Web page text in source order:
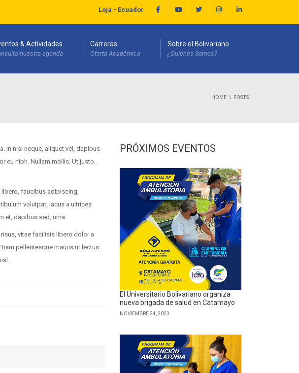
Loja - Ecuador
& Actividades
nuestra agenda
Carreras
Oferta Académica
Sobre el Bolivariano
¿Quiénes Somos?
HOME POSTS
In nisi neque, aliquet vel, dapibus
eu nibh. Nullam mollis. Ut justo.
libero, faucibus adipiscing,
volutpat, lacus a ultrices
et, dapibus sed, urna.
vitae facilisis libero dolor a
pellentesque mauris ut lectus.
PRÓXIMOS EVENTOS
El Universitario Bolivariano organiza
nueva brigada de salud en Catamayo
NOVIEMBRE 24, 2023